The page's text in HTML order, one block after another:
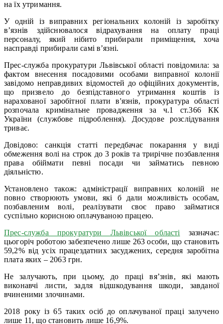
на їх утримання.
У одній із виправних регіональних колоній із заробітку
в’язнів здійснювалося відрахування на оплату праці
персоналу, який нібито прибирали приміщення, хоча
насправді прибирали самі в’язні.
Прес-служба прокуратури Львівської області повідомила: за
фактом внесення посадовими особами виправної колонії
завідомо неправдивих відомостей до офіційних документів,
що призвело до безпідставного утримання коштів із
нарахованої заробітної плати в'язнів, прокуратура області
розпочала кримінальне провадження за ч.1 ст.366 КК
України (службове підроблення). Досудове розслідування
триває.
Довідово: санкція статті передбачає покарання у виді
обмеження волі на строк до 3 років та трирічне позбавлення
права обіймати певні посади чи займатись певною
діяльністю.
Установлено також: адміністрації виправних колоній не
повно створюють умови, які б дали можливість особам,
позбавленим волі, реалізувати своє право займатися
суспільно корисною оплачуваною працею.
Прес-служба прокуратури Львівської області зазначає:
цьогоріч роботою забезпечено лише 263 особи, що становить
59,2% від усіх працездатних засуджених, середня заробітна
плата яких – 2063 грн.
Не залучають, при цьому, до праці вя’знів, які мають
виконавчі листи, задля відшкодування шкоди, завданої
вчиненими злочинами.
2018 року із 65 таких осіб до оплачуваної праці залучено
лише 11, що становить лише 16,9%.